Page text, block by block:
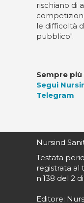
rischiano di
le difficoltà
pubblico".
Sempre
Segui
Telegram
Nursind
Testata
registrata al
n.138 del 2
Editore: